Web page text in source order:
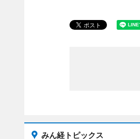
みん経トピックス